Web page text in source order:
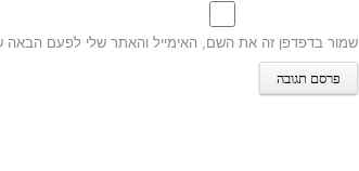
שמור בדפדפן זה את השם, האימייל והאתר שלי לפעם הבאה